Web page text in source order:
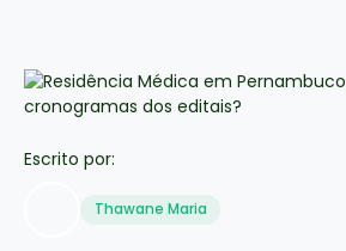
Escrito por:
Thawane Maria